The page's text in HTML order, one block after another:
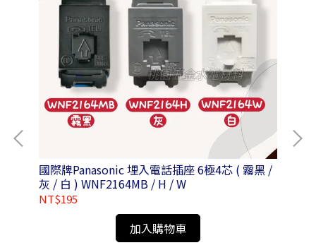
國際牌Panasonic 埋入電話插座 6極4芯 ( 霧黑 /
灰 / 白 ) WNF2164MB / H / W
NT$195
加入購物車